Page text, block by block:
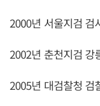
2000년 서울지검 검
2002년 춘천지검 강
2005년 대검찰청 검